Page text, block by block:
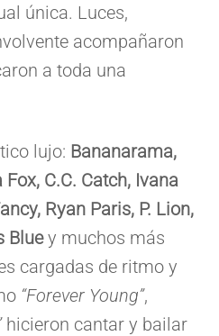
única. Luces,
acompañaron
a toda una
lujo: Bananarama,
C.C. Catch, Ivana
Ryan Paris, P. Lion,
Bluey muchos más
cargadas de ritmo y
“Forever Young”,
hicieron cantar y bailar